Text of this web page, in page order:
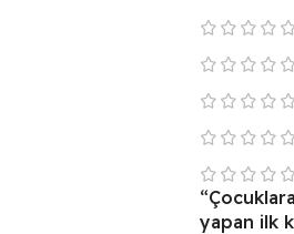
yapan ilk